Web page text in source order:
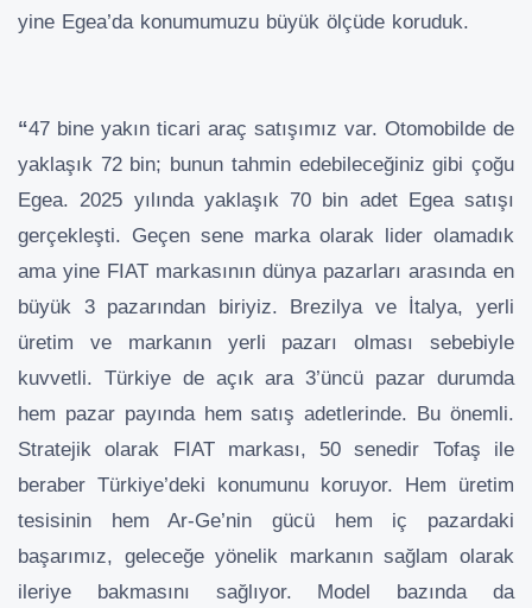
yine Egea’da konumumuzu büyük ölçüde koruduk.
“47 bine yakın ticari araç satışımız var. Otomobilde de
yaklaşık 72 bin; bunun tahmin edebileceğiniz gibi çoğu
Egea. 2025 yılında yaklaşık 70 bin adet Egea satışı
gerçekleşti. Geçen sene marka olarak lider olamadık
ama yine FIAT markasının dünya pazarları arasında en
büyük 3 pazarından biriyiz. Brezilya ve İtalya, yerli
üretim ve markanın yerli pazarı olması sebebiyle
kuvvetli. Türkiye de açık ara 3’üncü pazar durumda
hem pazar payında hem satış adetlerinde. Bu önemli.
Stratejik olarak FIAT markası, 50 senedir Tofaş ile
beraber Türkiye’deki konumunu koruyor. Hem üretim
tesisinin hem Ar-Ge’nin gücü hem iç pazardaki
başarımız, geleceğe yönelik markanın sağlam olarak
ileriye bakmasını sağlıyor. Model bazında da